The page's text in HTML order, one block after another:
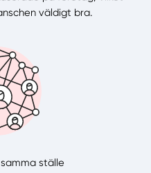
väldigt bra.
ställe